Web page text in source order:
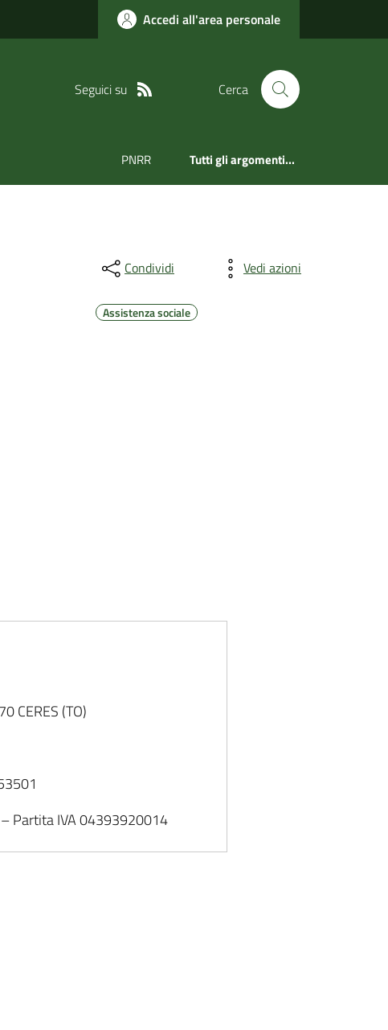
Accedi all'area personale
Seguici su Cerca
PNRR Tutti gli argomenti...
Condividi Vedi azioni
Assistenza sociale
CERES (TO)
Partita IVA 04393920014